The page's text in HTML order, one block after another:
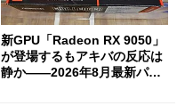
新GPU「Radeon RX 9050」
が登場するもアキバの反応は
静か――2026年8月最新パー